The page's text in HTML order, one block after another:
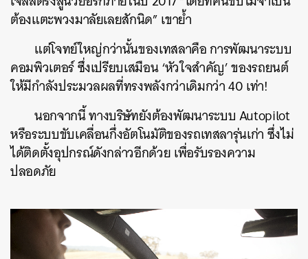
ต้องแตะพวงมาลัยเลยสักนิด” เขาย้ำ
แต่โจทย์ใหญ่กว่านั้นของเทสลาคือ การพัฒนาระบบ
คอมพิวเตอร์ ซึ่งเปรียบเสมือน ‘หัวใจสำคัญ’ ของรถยนต์
ให้มีกำลังประมวลผลที่ทรงพลังกว่าเดิมกว่า 40 เท่า!
นอกจากนี้ ทางบริษัทยังต้องพัฒนาระบบ Autopilot
หรือระบบขับเคลื่อนกึ่งอัตโนมัติของรถเทสลารุ่นเก่า ซึ่งไม่
ได้ติดตั้งอุปกรณ์ดังกล่าวอีกด้วย เพื่อรับรองความ
ปลอดภัย